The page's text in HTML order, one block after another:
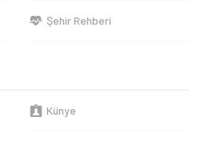
Şehir Rehberi
Künye